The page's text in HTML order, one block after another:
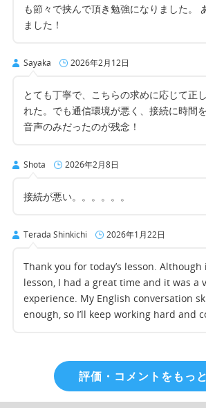
も節々で挟んで頂き勉強になりました。
ました！
Sayaka 2026年2月12日
とても丁寧で、こちらの求めに応じて正
れた。でも通信環境が悪く、接続に時間
音声のみだったのが残念！
Shota 2026年2月8日
接続が悪い。。。。。。
Terada Shinkichi 2026年1月22日
Thank you for today’s lesson.
lesson, I had a great time and it was a
experience. My English conversation
enough, so I’ll keep working hard and
評価・コメントをもっ